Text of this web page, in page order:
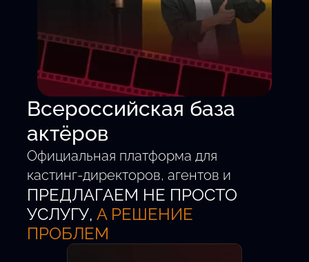
Всероссийская база
актёров
Официальная платформа для
кастинг-директоров, агентов и
талантливых детей от 5 до 18 лет.
Удобный поиск.
Проверенные анкеты.
Быстрый выход на главные роли.
Новых актёров
ПРЕДЛАГАЕМ НЕ ПРОСТО
УСЛУГУ, А РЕШЕНИЕ
ПРОБЛЕМ